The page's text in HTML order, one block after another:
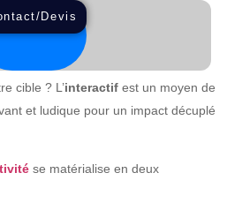
Devis
cible ? L’interactif est un moyen de
et ludique pour un impact décuplé
se matérialise en deux